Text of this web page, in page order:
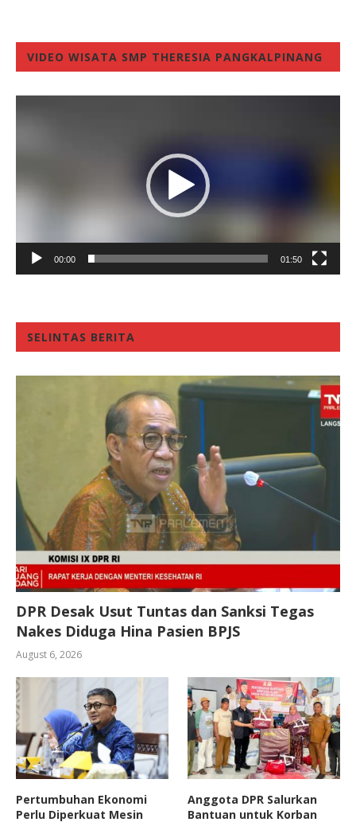
VIDEO WISATA SMP THERESIA PANGKALPINANG
00:00 01:50
SELINTAS BERITA
DPR Desak Usut Tuntas dan Sanksi Tegas
Nakes Diduga Hina Pasien BPJS
August 6, 2026
Pertumbuhan Ekonomi
Perlu Diperkuat Mesin
Anggota DPR Salurkan
Bantuan untuk Korban